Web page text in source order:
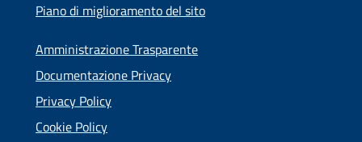
Piano di miglioramento del sito
Amministrazione Trasparente
Documentazione Privacy
Privacy Policy
Cookie Policy